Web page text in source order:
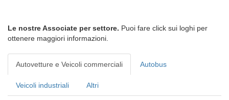
Le nostre Associate per settore. Puoi fare click sui loghi per
ottenere maggiori informazioni.
Autovetture e Veicoli commerciali Autobus
Veicoli industriali Altri